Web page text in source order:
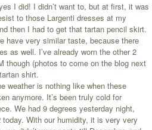
I did! I didn’t want to, but at first, it was
to those Largenti dresses at my
then I had to get that tartan pencil skirt.
have very similar taste, because there
as well. I’ve already worn the other 2
though (photos to come on the blog next
shirt.
weather is nothing like when these
anymore. It’s been truly cold for
We had 9 degrees yesterday night,
today. With our humidity, it is very very